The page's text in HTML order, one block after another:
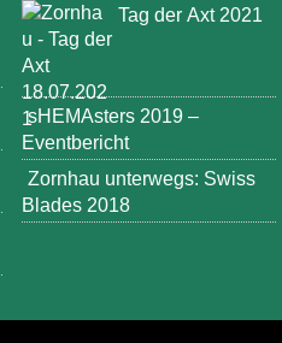
Tag der Axt 2021
sHEMAsters 2019 –
Eventbericht
Zornhau unterwegs: Swiss
Blades 2018